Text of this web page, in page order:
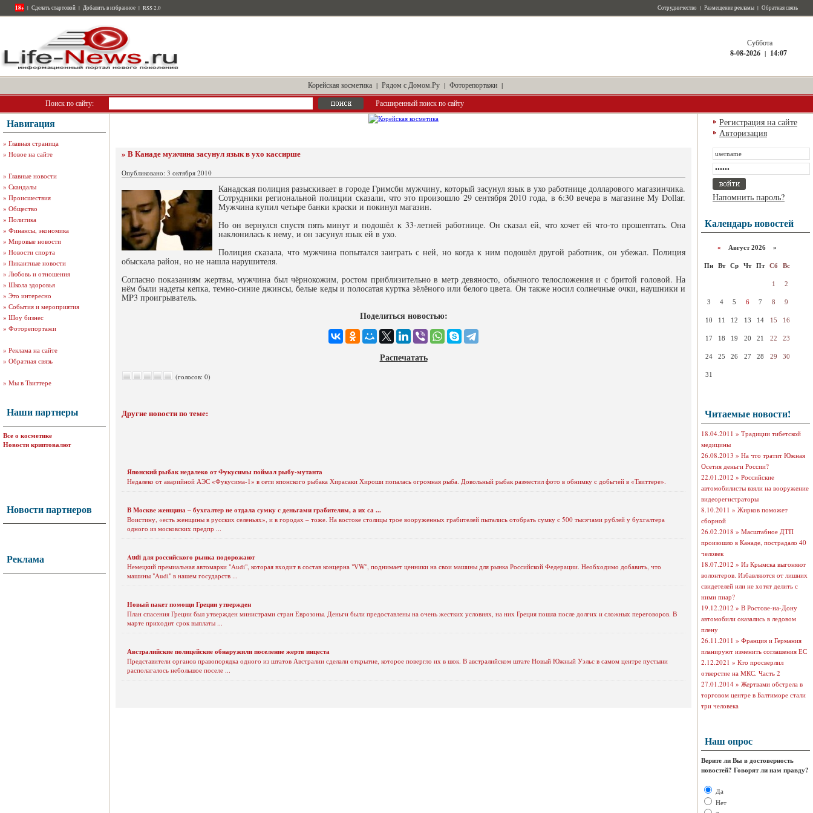
18+ | Сделать стартовой | Добавить в избранное | RSS 2.0 Сотрудничество | Размещение рекламы | Обратная связь
Суббота
8-08-2026 | 14:07
Корейская косметика | Рядом с Домом.Ру | Фоторепортажи |
Поиск по сайту:
Расширенный поиск по сайту
Навигация
» Главная страница
» Новое на сайте
» Главные новости
» Скандалы
» Происшествия
» Общество
» Политика
» Финансы, экономика
» Мировые новости
» Новости спорта
» Пикантные новости
» Любовь и отношения
» Школа здоровья
» Это интересно
» События и мероприятия
» Шоу бизнес
» Фоторепортажи
» Реклама на сайте
» Обратная связь
» Мы в Твиттере
Наши партнеры
Все о косметике
Новости криптовалют
Новости партнеров
Реклама
» В Канаде мужчина засунул язык в ухо кассирше
Опубликовано: 3 октября 2010
Канадская полиция разыскивает в городе Гримсби мужчину, который засунул язык в ухо работнице долларового магазинчика.
Сотрудники региональной полиции сказали, что это произошло 29 сентября 2010 года, в 6:30 вечера в магазине My Dollar.
Мужчина купил четыре банки краски и покинул магазин.
Но он вернулся спустя пять минут и подошёл к 33-летней работнице. Он сказал ей, что хочет ей что-то прошептать. Она
наклонилась к нему, и он засунул язык ей в ухо.
Полиция сказала, что мужчина попытался заиграть с ней, но когда к ним подошёл другой работник, он убежал. Полиция
обыскала район, но не нашла нарушителя.
Согласно показаниям жертвы, мужчина был чёрнокожим, ростом приблизительно в метр девяносто, обычного телосложения и с бритой головой. На
нём были надеты кепка, темно-синие джинсы, белые кеды и полосатая куртка зёлёного или белого цвета. Он также носил солнечные очки, наушники и
MP3 проигрыватель.
Поделиться новостью:
Распечатать
(голосов: 0)
Другие новости по теме:
Японский рыбак недалеко от Фукусимы поймал рыбу-мутанта
Недалеко от аварийной АЭС «Фукусима-1» в сети японского рыбака Хирасаки Хироши попалась огромная рыба. Довольный рыбак разместил фото в обнимку с добычей в «Твиттере».
В Москве женщина – бухгалтер не отдала сумку с деньгами грабителям, а их са ...
Воистину, «есть женщины в русских селеньях», и в городах – тоже. На востоке столицы трое вооруженных грабителей пытались отобрать сумку с 500 тысячами рублей у бухгалтера
одного из московских предпр ...
Audi для российского рынка подорожают
Немецкий премиальная автомарки "Audi", которая входит в состав концерна "VW", поднимает ценники на свои машины для рынка Российской Федерации. Необходимо добавить, что
машины "Audi" в нашем государств ...
Новый пакет помощи Греции утвержден
План спасения Греции был утвержден министрами стран Еврозоны. Деньги были предоставлены на очень жестких условиях, на них Греция пошла после долгих и сложных переговоров. В
марте приходит срок выплаты ...
Австралийские полицейские обнаружили поселение жертв инцеста
Представители органов правопорядка одного из штатов Австралии сделали открытие, которое повергло их в шок. В австралийском штате Новый Южный Уэльс в самом центре пустыни
располагалось небольшое поселе ...
Регистрация на сайте
Авторизация
Напомнить пароль?
Календарь новостей
« Август 2026 »
Пн Вт Ср Чт Пт Сб Вс
1 2
3 4 5 6 7 8 9
10 11 12 13 14 15 16
17 18 19 20 21 22 23
24 25 26 27 28 29 30
31
Читаемые новости!
18.04.2011 » Традиции тибетской
медицины
26.08.2013 » На что тратит Южная
Осетия деньги России?
22.01.2012 » Российские
автомобилисты взяли на вооружение
видеорегистраторы
8.10.2011 » Жирков поможет
сборной
26.02.2018 » Масштабное ДТП
произошло в Канаде, пострадало 40
человек
18.07.2012 » Из Крымска выгоняют
волонтеров. Избавляются от лишних
свидетелей или не хотят делить с
ними пиар?
19.12.2012 » В Ростове-на-Дону
автомобили оказались в ледовом
плену
26.11.2011 » Франция и Германия
планируют изменить соглашения ЕС
2.12.2021 » Кто просверлил
отверстие на МКС. Часть 2
27.01.2014 » Жертвами обстрела в
торговом центре в Балтиморе стали
три человека
Наш опрос
Верите ли Вы в достоверность
новостей? Говорят ли нам правду?
Да
Нет